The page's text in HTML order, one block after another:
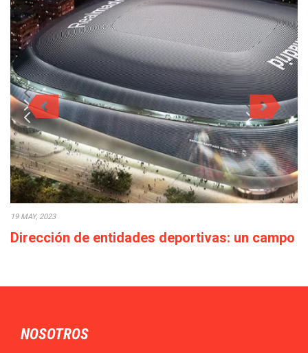
19 MAY, 2023
Dirección de entidades deportivas: un campo
NOSOTROS